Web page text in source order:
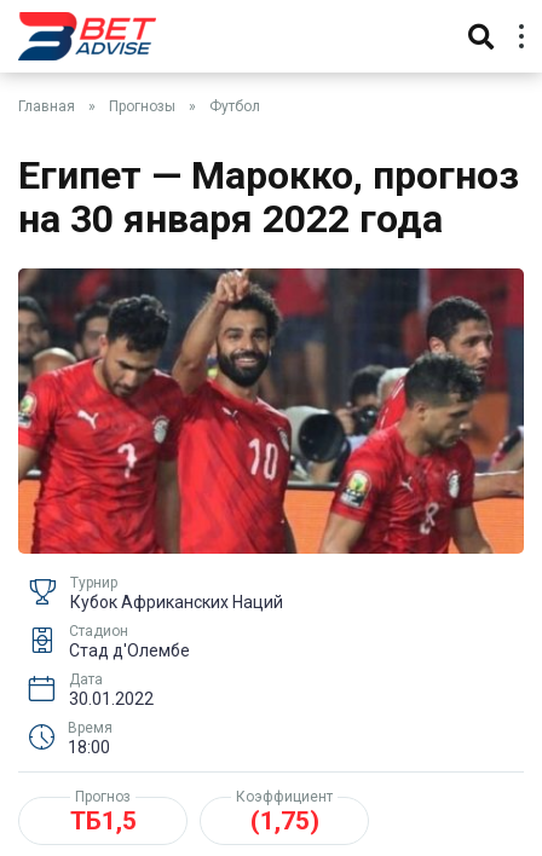
Главная » Прогнозы » Футбол
Египет — Марокко, прогноз
на 30 января 2022 года
Турнир
Кубок Африканских Наций
Стадион
Стад д'Олембе
Дата
30.01.2022
Время
18:00
Прогноз
ТБ1,5
Коэффициент
(1,75)